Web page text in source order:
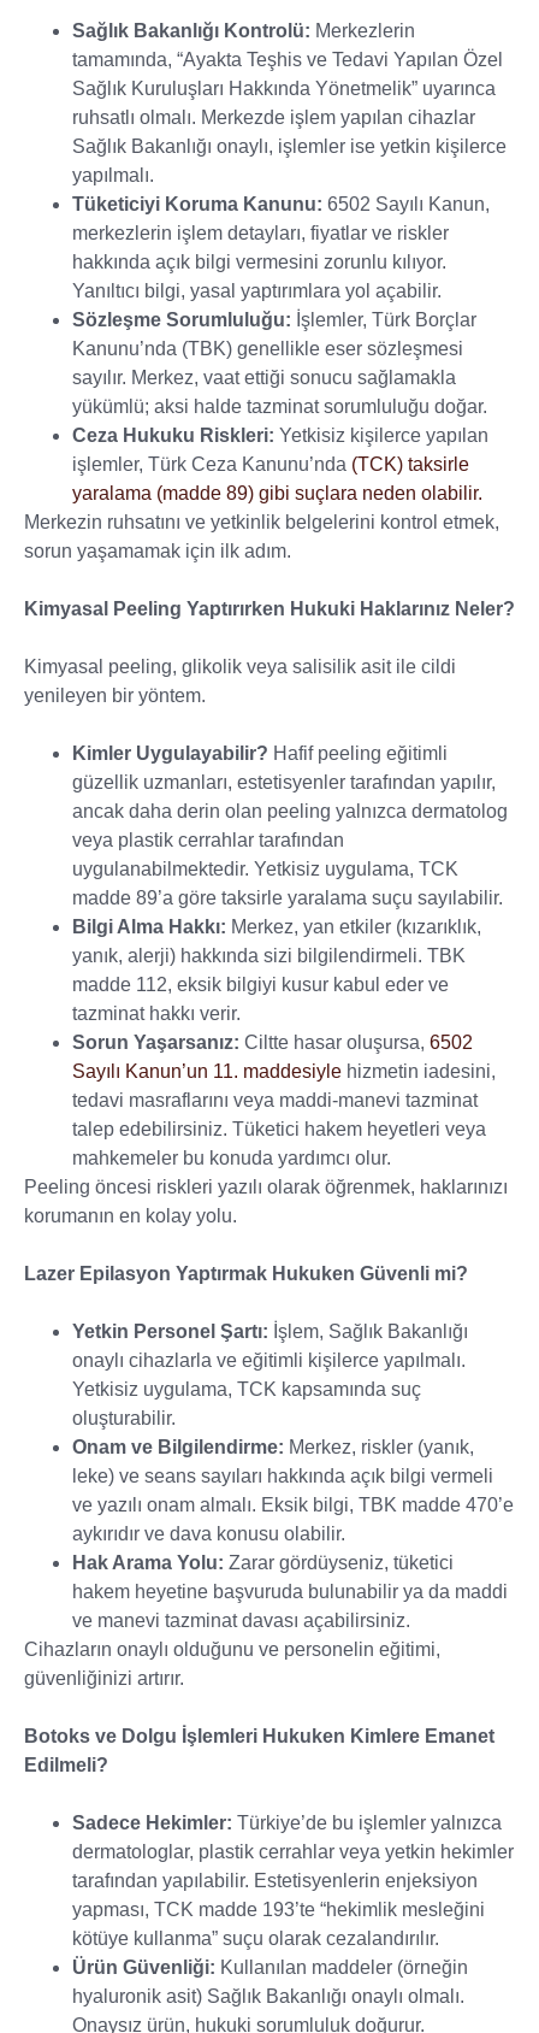
Sağlık Bakanlığı Kontrolü: Merkezlerin
tamamında, “Ayakta Teşhis ve Tedavi Yapılan Özel
Sağlık Kuruluşları Hakkında Yönetmelik” uyarınca
ruhsatlı olmalı. Merkezde işlem yapılan cihazlar
Sağlık Bakanlığı onaylı, işlemler ise yetkin kişilerce
yapılmalı.
Tüketiciyi Koruma Kanunu: 6502 Sayılı Kanun,
merkezlerin işlem detayları, fiyatlar ve riskler
hakkında açık bilgi vermesini zorunlu kılıyor.
Yanıltıcı bilgi, yasal yaptırımlara yol açabilir.
Sözleşme Sorumluluğu: İşlemler, Türk Borçlar
Kanunu’nda (TBK) genellikle eser sözleşmesi
sayılır. Merkez, vaat ettiği sonucu sağlamakla
yükümlü; aksi halde tazminat sorumluluğu doğar.
Ceza Hukuku Riskleri: Yetkisiz kişilerce yapılan
işlemler, Türk Ceza Kanunu’nda (TCK) taksirle
yaralama (madde 89) gibi suçlara neden olabilir.
Merkezin ruhsatını ve yetkinlik belgelerini kontrol etmek,
sorun yaşamamak için ilk adım.
Kimyasal Peeling Yaptırırken Hukuki Haklarınız Neler?
Kimyasal peeling, glikolik veya salisilik asit ile cildi
yenileyen bir yöntem.
Kimler Uygulayabilir? Hafif peeling eğitimli
güzellik uzmanları, estetisyenler tarafından yapılır,
ancak daha derin olan peeling yalnızca dermatolog
veya plastik cerrahlar tarafından
uygulanabilmektedir. Yetkisiz uygulama, TCK
madde 89’a göre taksirle yaralama suçu sayılabilir.
Bilgi Alma Hakkı: Merkez, yan etkiler (kızarıklık,
yanık, alerji) hakkında sizi bilgilendirmeli. TBK
madde 112, eksik bilgiyi kusur kabul eder ve
tazminat hakkı verir.
Sorun Yaşarsanız: Ciltte hasar oluşursa, 6502
Sayılı Kanun’un 11. maddesiyle hizmetin iadesini,
tedavi masraflarını veya maddi-manevi tazminat
talep edebilirsiniz. Tüketici hakem heyetleri veya
mahkemeler bu konuda yardımcı olur.
Peeling öncesi riskleri yazılı olarak öğrenmek, haklarınızı
korumanın en kolay yolu.
Lazer Epilasyon Yaptırmak Hukuken Güvenli mi?
Yetkin Personel Şartı: İşlem, Sağlık Bakanlığı
onaylı cihazlarla ve eğitimli kişilerce yapılmalı.
Yetkisiz uygulama, TCK kapsamında suç
oluşturabilir.
Onam ve Bilgilendirme: Merkez, riskler (yanık,
leke) ve seans sayıları hakkında açık bilgi vermeli
ve yazılı onam almalı. Eksik bilgi, TBK madde 470’e
aykırıdır ve dava konusu olabilir.
Hak Arama Yolu: Zarar gördüyseniz, tüketici
hakem heyetine başvuruda bulunabilir ya da maddi
ve manevi tazminat davası açabilirsiniz.
Cihazların onaylı olduğunu ve personelin eğitimi,
güvenliğinizi artırır.
Botoks ve Dolgu İşlemleri Hukuken Kimlere Emanet
Edilmeli?
Sadece Hekimler: Türkiye’de bu işlemler yalnızca
dermatologlar, plastik cerrahlar veya yetkin hekimler
tarafından yapılabilir. Estetisyenlerin enjeksiyon
yapması, TCK madde 193’te “hekimlik mesleğini
kötüye kullanma” suçu olarak cezalandırılır.
Ürün Güvenliği: Kullanılan maddeler (örneğin
hyaluronik asit) Sağlık Bakanlığı onaylı olmalı.
Onaysız ürün, hukuki sorumluluk doğurur.